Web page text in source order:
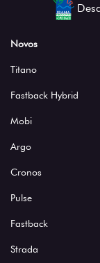
Novos
Titano
Fastback Hybrid
Mobi
Argo
Cronos
Pulse
Fastback
Strada